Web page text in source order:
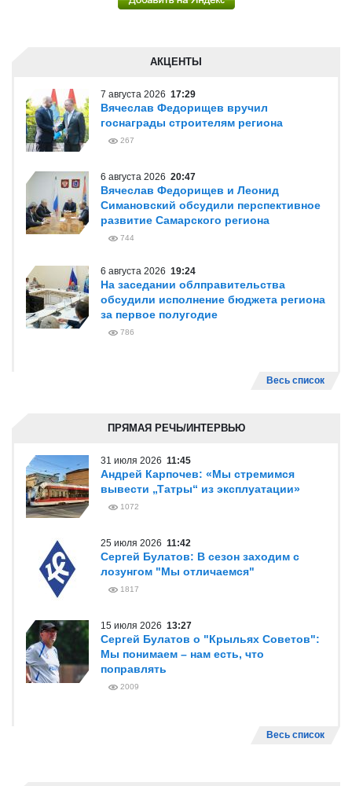
АКЦЕНТЫ
7 августа 2026 17:29
Вячеслав Федорищев вручил
госнаграды строителям региона
267
6 августа 2026 20:47
Вячеслав Федорищев и Леонид
Симановский обсудили перспективное
развитие Самарского региона
744
6 августа 2026 19:24
На заседании облправительства
обсудили исполнение бюджета региона
за первое полугодие
786
Весь список
ПРЯМАЯ РЕЧЬ/ИНТЕРВЬЮ
31 июля 2026 11:45
Андрей Карпочев: «Мы стремимся
вывести „Татры“ из эксплуатации»
1072
25 июля 2026 11:42
Сергей Булатов: В сезон заходим с
лозунгом "Мы отличаемся"
1817
15 июля 2026 13:27
Сергей Булатов о "Крыльях Советов":
Мы понимаем – нам есть, что
поправлять
2009
Весь список